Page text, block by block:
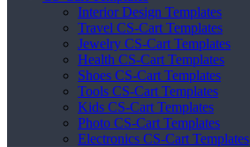
Interior Design Templates
Travel CS-Cart Templates
Jewelry CS-Cart Templates
Health CS-Cart Templates
Shoes CS-Cart Templates
Tools CS-Cart Templates
Kids CS-Cart Templates
Photo CS-Cart Templates
Electronics CS-Cart Templates